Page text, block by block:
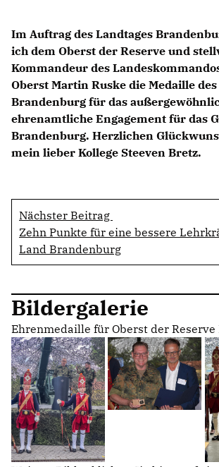
Im Auftrag des Landtages
ich dem Oberst der Reserve und
Kommandeur des
Oberst Martin Ruske die Medaille
Brandenburg für das
ehrenamtliche Engagement für das
Brandenburg. Herzlichen
mein lieber Kollege Steeven Bretz.
Nächster Beitrag
Zehn Punkte für eine bessere
Land Brandenburg
Bildergalerie
Ehrenmedaille für Oberst der Reserve